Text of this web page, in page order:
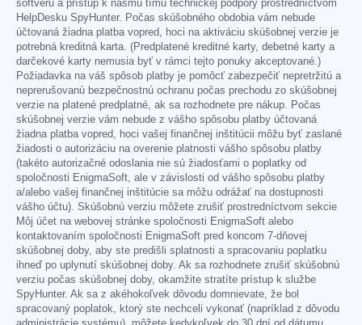
softvéru a prístup k nášmu tímu technickej podpory prostredníctvom
HelpDesku SpyHunter. Počas skúšobného obdobia vám nebude
účtovaná žiadna platba vopred, hoci na aktiváciu skúšobnej verzie je
potrebná kreditná karta. (Predplatené kreditné karty, debetné karty a
darčekové karty nemusia byť v rámci tejto ponuky akceptované.)
Požiadavka na váš spôsob platby je pomôcť zabezpečiť nepretržitú a
neprerušovanú bezpečnostnú ochranu počas prechodu zo skúšobnej
verzie na platené predplatné, ak sa rozhodnete pre nákup. Počas
skúšobnej verzie vám nebude z vášho spôsobu platby účtovaná
žiadna platba vopred, hoci vašej finančnej inštitúcii môžu byť zaslané
žiadosti o autorizáciu na overenie platnosti vášho spôsobu platby
(takéto autorizačné odoslania nie sú žiadosťami o poplatky od
spoločnosti EnigmaSoft, ale v závislosti od vášho spôsobu platby
a/alebo vašej finančnej inštitúcie sa môžu odrážať na dostupnosti
vášho účtu). Skúšobnú verziu môžete zrušiť prostredníctvom sekcie
Môj účet na webovej stránke spoločnosti EnigmaSoft alebo
kontaktovaním spoločnosti EnigmaSoft pred koncom 7-dňovej
skúšobnej doby, aby ste predišli splatnosti a spracovaniu poplatku
ihneď po uplynutí skúšobnej doby. Ak sa rozhodnete zrušiť skúšobnú
verziu počas skúšobnej doby, okamžite stratíte prístup k službe
SpyHunter. Ak sa z akéhokoľvek dôvodu domnievate, že bol
spracovaný poplatok, ktorý ste nechceli vykonať (napríklad z dôvodu